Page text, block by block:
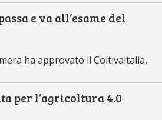
e va all’esame del
ha approvato il Coltivaitalia,
per l’agricoltura 4.0